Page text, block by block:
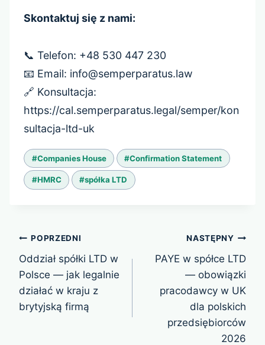
Skontaktuj się z nami:
📞 Telefon: +48 530 447 230
📧 Email: info@semperparatus.law
🔗 Konsultacja:
https://cal.semperparatus.legal/semper/kon
sultacja-ltd-uk
Tagi
wpisu:
#Companies House #Confirmation Statement
#HMRC #spółka LTD
Nawigacja
wpisu
POPRZEDNI
Oddział spółki LTD w
Polsce — jak legalnie
działać w kraju z
brytyjską firmą
NASTĘPNY
PAYE w spółce LTD
— obowiązki
pracodawcy w UK
dla polskich
przedsiębiorców
2026